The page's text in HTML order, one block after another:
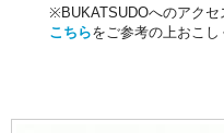
※BUKATSUDOへのアクセ
こちらをご参考の上おこし